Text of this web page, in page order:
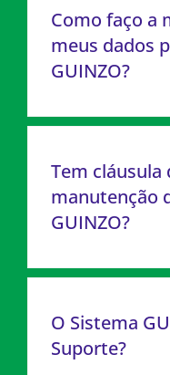
Como faço a
meus dados
GUINZO?
Tem cláusula
manutenção
GUINZO?
O Sistema
Suporte?